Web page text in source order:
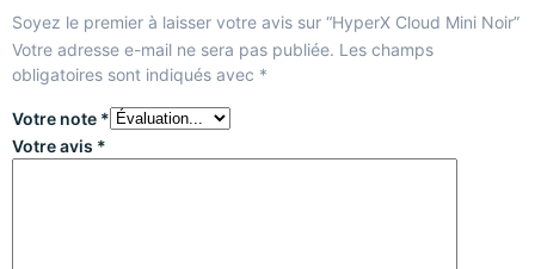
Soyez le premier à laisser votre avis sur “HyperX Cloud Mini Noir”
Votre adresse e-mail ne sera pas publiée. Les champs
obligatoires sont indiqués avec *
Votre note *
Votre avis *